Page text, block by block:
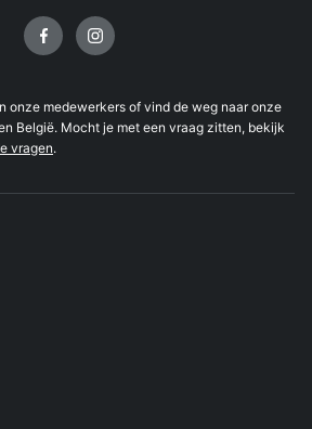
onze medewerkers of vind de weg naar onze
België. Mocht je met een vraag zitten, bekijk
vragen.